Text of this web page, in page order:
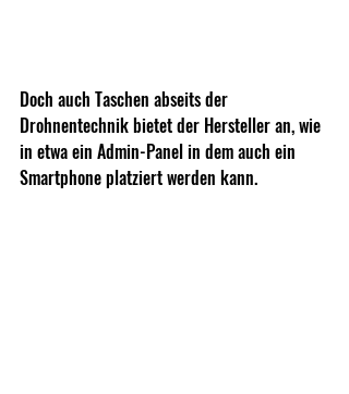
Doch auch Taschen abseits der
Drohnentechnik bietet der Hersteller an, wie
in etwa ein Admin-Panel in dem auch ein
Smartphone platziert werden kann.